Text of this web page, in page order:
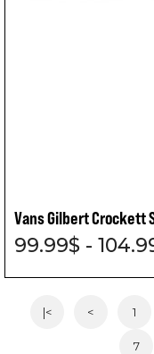
Vans Gilbert Crockett
99.99$ -
|< < 1
7